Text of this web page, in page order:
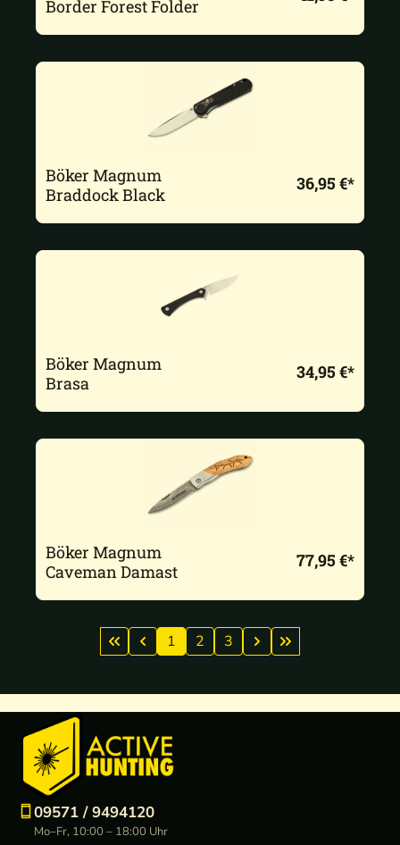
Border Forest Folder
Böker Magnum
Braddock Black
36,95 €*
Böker Magnum
Brasa
34,95 €*
Böker Magnum
Caveman Damast
77,95 €*
1 2 3
09571 / 9494120
Mo–Fr, 10:00 – 18:00 Uhr